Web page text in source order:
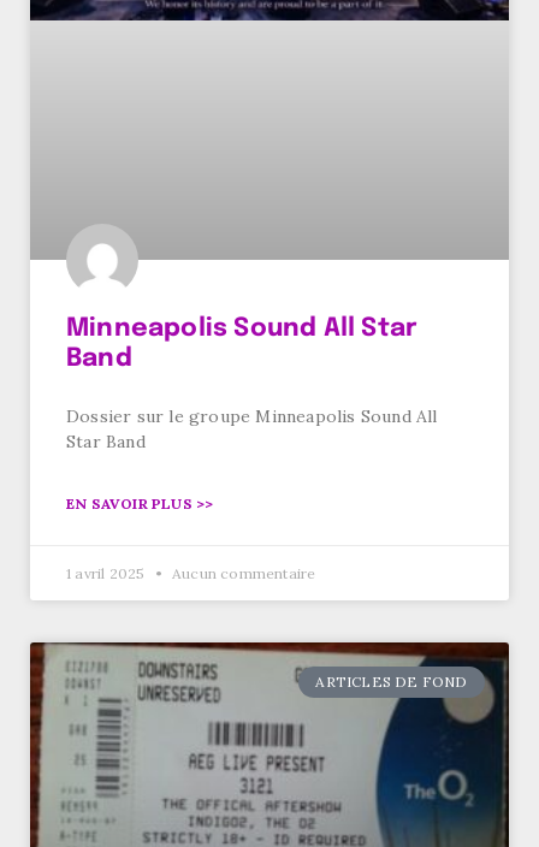
Minneapolis Sound All Star
Band
Dossier sur le groupe Minneapolis Sound All
Star Band
EN SAVOIR PLUS >>
1 avril 2025 Aucun commentaire
ARTICLES DE FOND